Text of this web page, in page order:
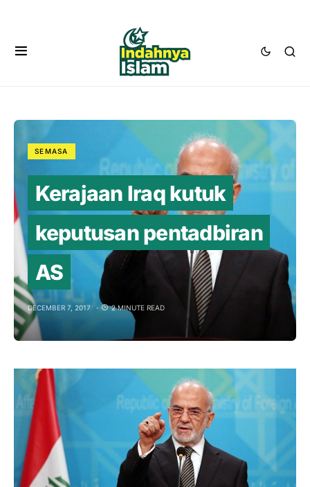
SEMASA
Kerajaan Iraq kutuk
keputusan pentadbiran
AS
DECEMBER 7, 2017 2 MINUTE READ